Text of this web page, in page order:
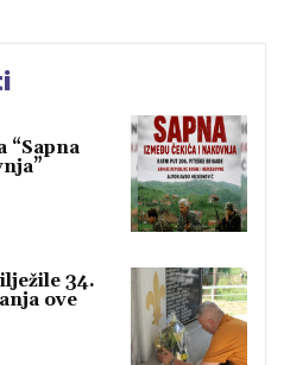
“Sapna
34.
ove